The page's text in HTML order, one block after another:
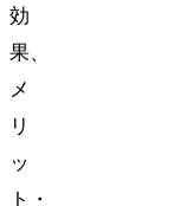
効
果、
メ
リ
ッ
ト・